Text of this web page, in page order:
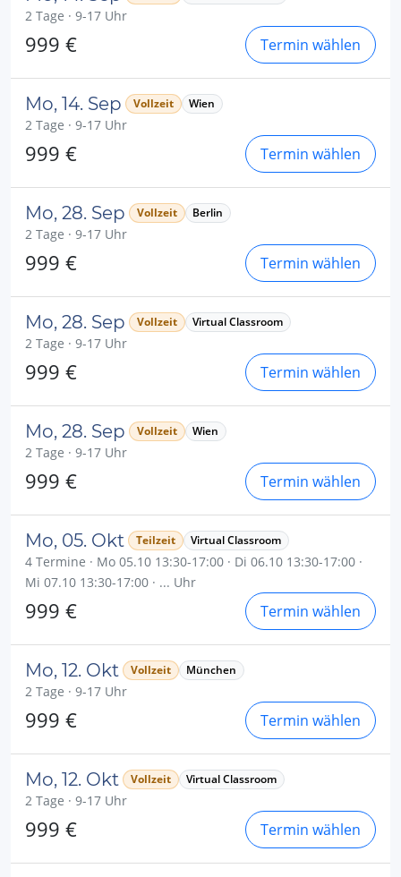
2 Tage · 9-17 Uhr
999 € Termin wählen
Mo, 14. Sep Vollzeit Wien
2 Tage · 9-17 Uhr
999 € Termin wählen
Mo, 28. Sep Vollzeit Berlin
2 Tage · 9-17 Uhr
999 € Termin wählen
Mo, 28. Sep Vollzeit Virtual Classroom
2 Tage · 9-17 Uhr
999 € Termin wählen
Mo, 28. Sep Vollzeit Wien
2 Tage · 9-17 Uhr
999 € Termin wählen
Mo, 05. Okt Teilzeit Virtual Classroom
4 Termine · Mo 05.10 13:30-17:00 · Di 06.10 13:30-17:00 ·
Mi 07.10 13:30-17:00 · ... Uhr
999 € Termin wählen
Mo, 12. Okt Vollzeit München
2 Tage · 9-17 Uhr
999 € Termin wählen
Mo, 12. Okt Vollzeit Virtual Classroom
2 Tage · 9-17 Uhr
999 € Termin wählen